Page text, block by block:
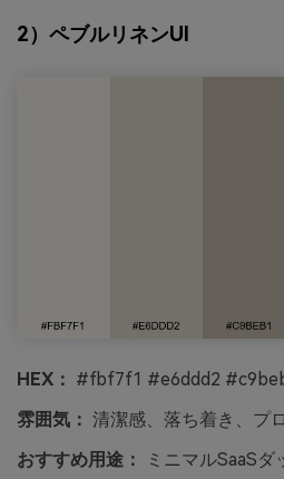
2）ペブルリネンUI
HEX： #fbf7f1 #e6ddd2
雰囲気： 清潔感、落ち着き、プ
おすすめ用途：
ミニマルSaaS